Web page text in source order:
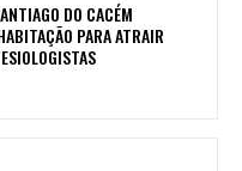
DO CACÉM
PARA ATRAIR